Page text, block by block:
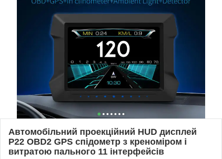
Автомобільний проекційний HUD дисплей
P22 OBD2 GPS спідометр з креноміром і
витратою пального 11 інтерфейсів